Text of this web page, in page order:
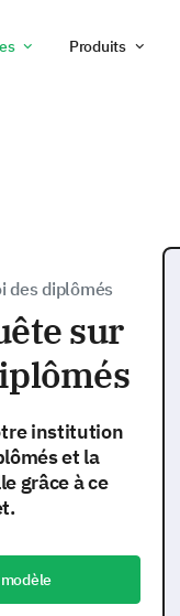
Produits
des diplômés
sur
institution
et la
grâce à ce